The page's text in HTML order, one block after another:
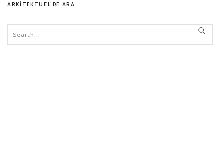
ARKITEKTUEL’DE ARA